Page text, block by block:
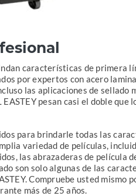
características de primera
por expertos con acero
las aplicaciones de sellado
pesan casi el doble que
para brindarle todas las
variedad de películas,
las abrazaderas de película
son solo algunas de las
Compruebe usted mismo
más de 25 años.